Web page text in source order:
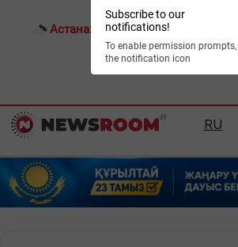
Subscribe to our
notifications!
To enable permission
the notification icon
Астана: 26°C Алматы:
RU